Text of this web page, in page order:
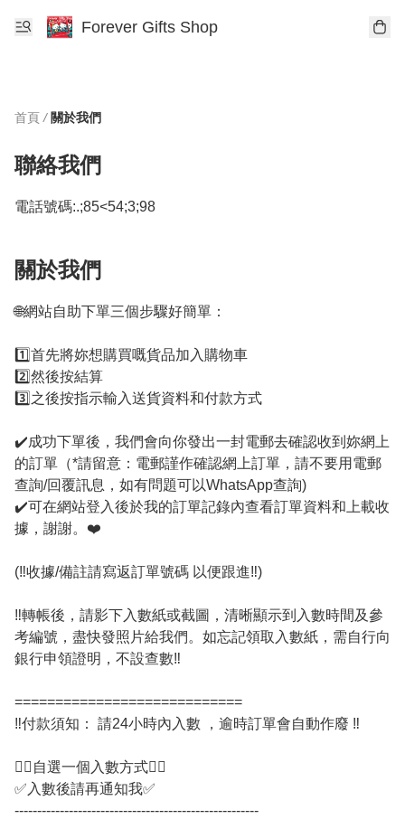
Forever Gifts Shop
首頁 / 關於我們
聯絡我們
電話號碼:.;85<54;3;98
關於我們
🌐網站自助下單三個步驟好簡單：
1️⃣首先將妳想購買嘅貨品加入購物車
2️⃣然後按結算
3️⃣之後按指示輸入送貨資料和付款方式
✔️成功下單後，我們會向你發出一封電郵去確認收到妳網上
的訂單（*請留意：電郵謹作確認網上訂單，請不要用電郵
查詢/回覆訊息，如有問題可以WhatsApp查詢)
✔️可在網站登入後於我的訂單記錄內查看訂單資料和上載收
據，謝謝。❤️
(‼️收據/備註請寫返訂單號碼 以便跟進‼️)
‼️轉帳後，請影下入數紙或截圖，清晰顯示到入數時間及參
考編號，盡快發照片給我們。如忘記領取入數紙，需自行向
銀行申領證明，不設查數‼️
============================
‼️付款須知： 請24小時內入數 ，逾時訂單會自動作廢 ‼️
👇🏻自選一個入數方式👇🏻
✅入數後請再通知我✅
------------------------------------------------------